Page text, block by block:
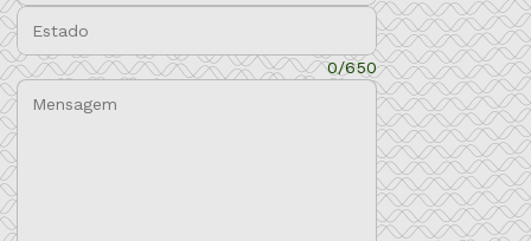
Estado:
Mensagem: 0/650